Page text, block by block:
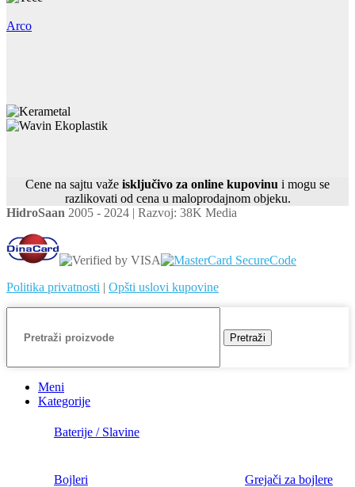
Arco
Cene na sajtu važe isključivo za online kupovinu i mogu se
razlikovati od cena u maloprodajnom objeku.
HidroSaan 2005 - 2024 | Razvoj: 38K Media
Politika privatnosti Opšti uslovi kupovine
Pretraži
Meni
Kategorije
Baterije / Slavine
Bojleri Grejači za bojlere